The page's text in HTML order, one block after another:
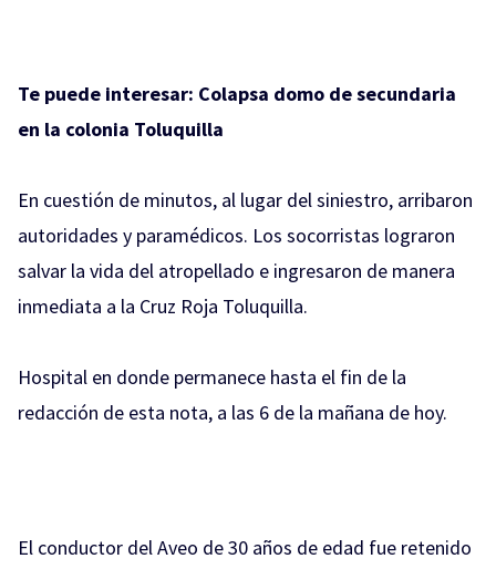
Te puede interesar: Colapsa domo de secundaria
en la colonia Toluquilla
En cuestión de minutos, al lugar del siniestro, arribaron
autoridades y paramédicos. Los socorristas lograron
salvar la vida del atropellado e ingresaron de manera
inmediata a la Cruz Roja Toluquilla.
Hospital en donde permanece hasta el fin de la
redacción de esta nota, a las 6 de la mañana de hoy.
El conductor del Aveo de 30 años de edad fue retenido